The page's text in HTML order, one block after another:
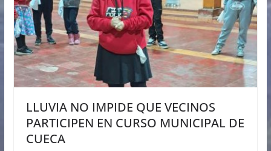
LLUVIA NO IMPIDE QUE VECINOS
PARTICIPEN EN CURSO MUNICIPAL DE
CUECA